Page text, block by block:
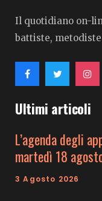
Il quotidiano on-
battiste,
Ultimi articoli
L’agenda degli
martedì 18
3 Agosto 2026